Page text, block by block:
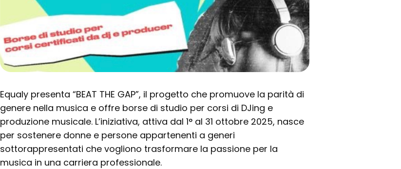
Equaly presenta “BEAT THE GAP”, il progetto che promuove la parità di
genere nella musica e offre borse di studio per corsi di DJing e
produzione musicale. L’iniziativa, attiva dal 1° al 31 ottobre 2025, nasce
per sostenere donne e persone appartenenti a generi
sottorappresentati che vogliono trasformare la passione per la
musica in una carriera professionale.